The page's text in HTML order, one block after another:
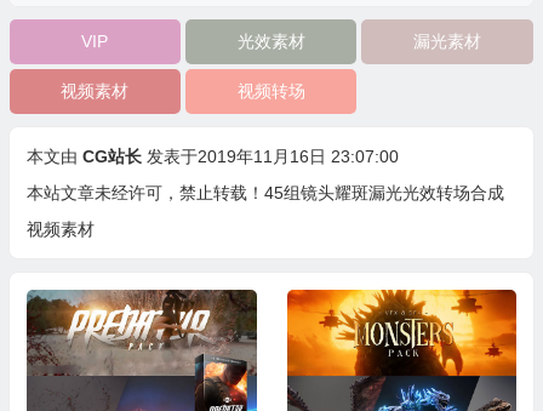
VIP 光效素材 漏光素材
视频素材 视频转场
本文由 CG站长 发表于2019年11月16日 23:07:00
本站文章未经许可，禁止转载！ 45组镜头耀斑漏光光效转场合成
视频素材